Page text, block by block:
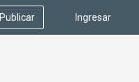
Ingresar
Publicar